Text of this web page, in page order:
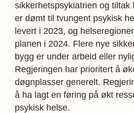
sikkerhetspsykiatrien og tiltak
er dømt til tvungent psykisk
levert i 2023, og
planen i 2024. Flere nye
bygg er under arbeid eller
Regjeringen har prioritert å
døgnplasser generelt.
å ha lagt en føring på økt
psykisk helse.